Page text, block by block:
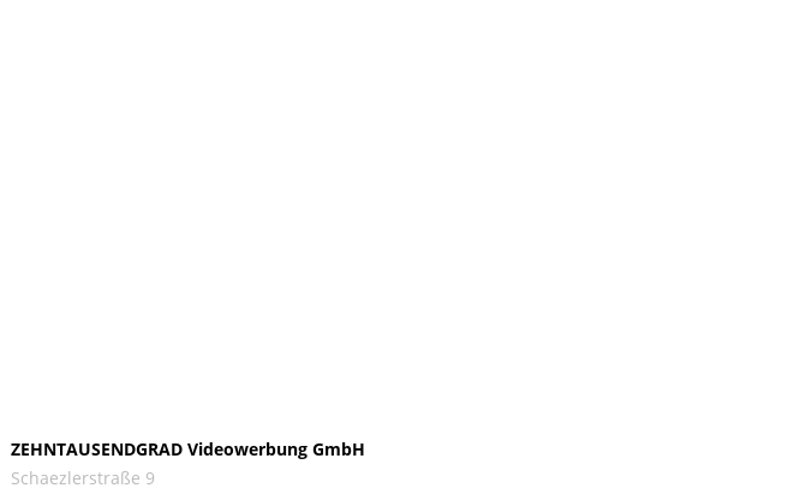
ZEHNTAUSENDGRAD Videowerbung GmbH
Schaezlerstraße 9